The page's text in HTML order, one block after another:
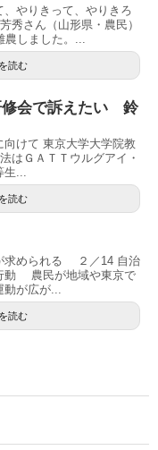
やりきって、やりきろ
さん（山形県・農民）
しました。...
読む
修会で訴えたい 鈴
向けて 東京大学大学院教
ＧＡＴＴウルグアイ・
...
読む
求められる ２／14 自治
動 農民が地域や東京で
が広が...
読む